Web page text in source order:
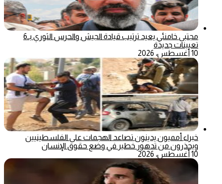
مجتبى خامنئي يعيد ترتيب قيادة الجيش والحرس الثوري بـ6
تعيينات جديدة
10 أغسطس، 2026
خبراء أمميون يدينون تصاعد الهجمات على الفلسطينيين
ويحذرون من تدهور خطير في وضع حقوق الإنسان
10 أغسطس، 2026